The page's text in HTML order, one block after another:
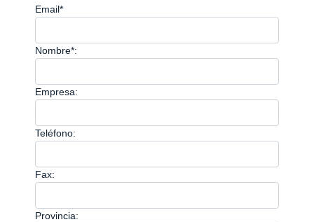
Email*
Nombre*:
Empresa:
Teléfono:
Fax:
Provincia: